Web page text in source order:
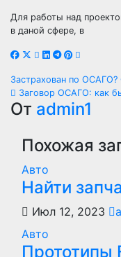
Для работы над
в даной сфере, в
по
записям
Застрахован по
Заговор ОСАГО: как
От admin1
Похожая
Авто
Найти
Июл 12, 2023
Авто
Прототипы